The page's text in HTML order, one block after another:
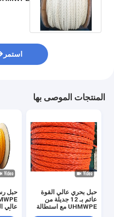
استمر
المنتجات الموصى بها
حبل بحري عالي القوة
عائم بـ 12 جديلة من
UHMWPE مع استطالة
حبل
عالي